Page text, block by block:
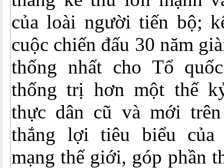
của loài người tiến bộ;
cuộc chiến đấu 30 năm
thống nhất cho Tổ
thống trị hơn một thế
thực dân cũ và mới
thắng lợi tiêu biểu của
mạng thế giới, góp phần